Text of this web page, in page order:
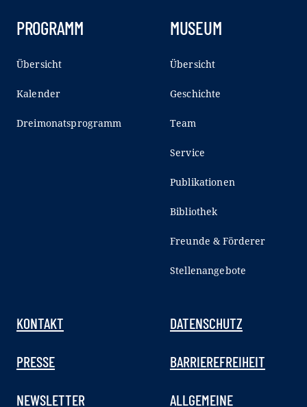
PROGRAMM
Übersicht
Kalender
Dreimonatsprogramm
MUSEUM
Übersicht
Geschichte
Team
Service
Publikationen
Bibliothek
Freunde & Förderer
Stellenangebote
KONTAKT
PRESSE
NEWSLETTER
DATENSCHUTZ
BARRIEREFREIHEIT
ALLGEMEINE